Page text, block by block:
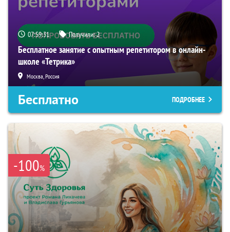
07:59:30 Получили:2
Бесплатное занятие с опытным репетитором в онлайн-
школе «Тетрика»
Москва, Россия
Бесплатно ПОДРОБНЕЕ
-100%